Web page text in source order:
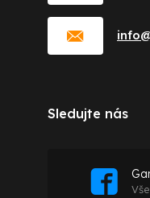
info
Sledujte nás